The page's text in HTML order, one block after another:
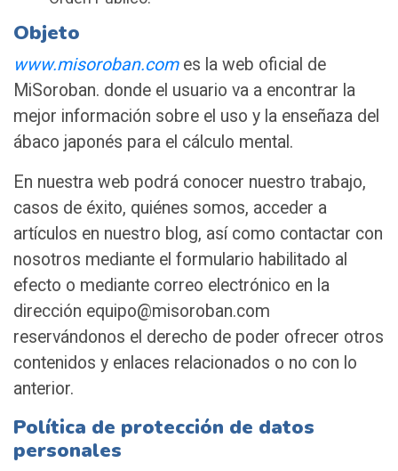
Objeto
www.misoroban.comes la web oficial de
MiSoroban. donde el usuario va a encontrar la
mejor información sobre el uso y la enseñaza del
ábaco japonés para el cálculo mental.
En nuestra web podrá conocer nuestro trabajo,
casos de éxito, quiénes somos, acceder a
artículos en nuestro blog, así como contactar con
nosotros mediante el formulario habilitado al
efecto o mediante correo electrónico en la
dirección equipo@misoroban.com
reservándonos el derecho de poder ofrecer otros
contenidos y enlaces relacionados o no con lo
anterior.
Política de protección de datos
personales